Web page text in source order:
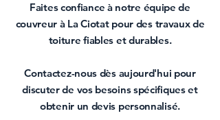
Faites confiance à notre équipe de
couvreur à La Ciotatpour des travaux de
toiture fiables et durables.
Contactez-nous dès aujourd'hui pour
discuter de vos besoins spécifiques et
obtenir un devis personnalisé.